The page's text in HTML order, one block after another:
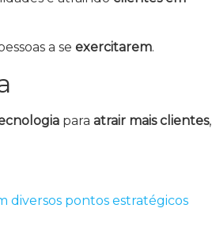
a se exercitarem.
para atrair mais clientes,
diversos pontos estratégicos